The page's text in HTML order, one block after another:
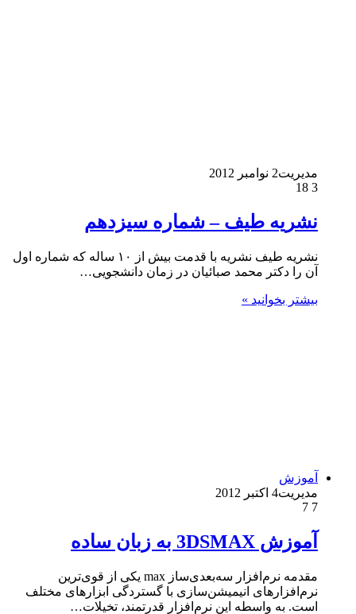
مدیریت2 نوامبر 2012
3
نشریه طیف – شماره سیزدهم
نشریه طیف نشریه با قدمت بیش از ۱۰ ساله که شماره اول
آن را دکتر محمد صبائیان در زمان دانشجویی…
بیشتر بخوانید »
آموزش
مدیریت4 اکتبر 2012
7
آموزش 3DSMAX به زبان ساده
مقدمه نرم‌افزار سه‌بعدی‌ساز max یکی از قوی‌ترین
نرم‌افزارهای انیمیشن‌سازی با گستردگی ابزارهای مختلف
است. به واسطه این نرم‌افزار قدرتمند، تخیلات…